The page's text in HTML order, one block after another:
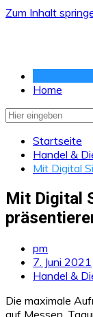
Zum Inhalt
Home
Startseite
Handel &
Mit Digital
Mit Digital
pm
7. Juni 2021
Handel &
Die maximale
auf Messen,